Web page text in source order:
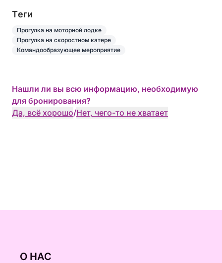
Tеги
Прогулка на моторной лодке
Прогулка на скоростном катере
Командообразующее мероприятие
Нашли ли вы всю информацию, необходимую
для бронирования?
Да, всё хорошо/Нет, чего-то не хватает
О НАС